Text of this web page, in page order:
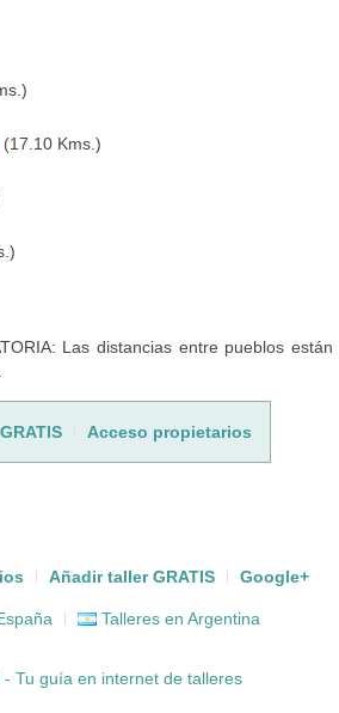
(17.10 Kms.)
Las distancias entre pueblos están
Acceso propietarios
Añadir taller GRATIS Google+
Talleres en Argentina
Tu guía en internet de talleres